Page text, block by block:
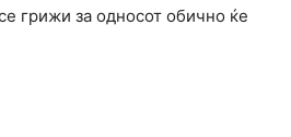
грижи за односот обично ќе